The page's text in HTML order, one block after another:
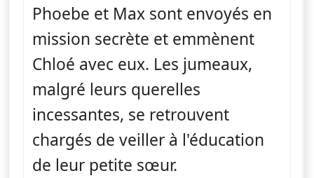
Phoebe et Max sont envoyés en
mission secrète et emmènent
Chloé avec eux. Les jumeaux,
malgré leurs querelles
incessantes, se retrouvent
chargés de veiller à l'éducation
de leur petite sœur.